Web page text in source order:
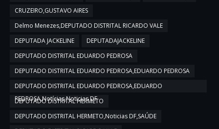
CRUZEIRO,GUSTAVO AIRES
Delmo Menezes,DEPUTADO DISTRITAL RICARDO VALE
DEPUTADA JACKELINE
DEPUTADAJACKELINE
DEPUTADO DISTRITAL EDUARDO PEDROSA
DEPUTADO DISTRITAL EDUARDO PEDROSA,EDUARDO PEDROSA
DEPUTADO DISTRITAL EDUARDO PEDROSA,EDUARDO
PEDROSA,Notícias,Noticias DF
DEPUTADO DISTRITAL HERMETO
DEPUTADO DISTRITAL HERMETO,Noticias DF,SAÚDE